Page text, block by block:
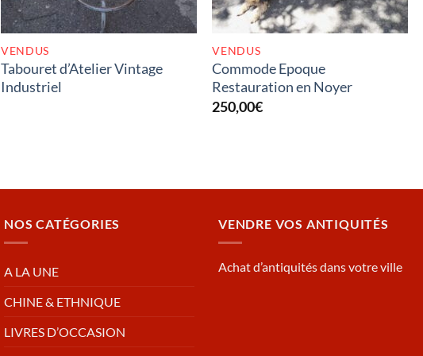
VENDUS
Tabouret d’Atelier Vintage
Industriel
VENDUS
Commode Epoque
Restauration en Noyer
250,00€
NOS CATÉGORIES
A LA UNE
CHINE & ETHNIQUE
LIVRES D’OCCASION
VENDRE VOS ANTIQUITÉS
Achat d’antiquités dans votre ville